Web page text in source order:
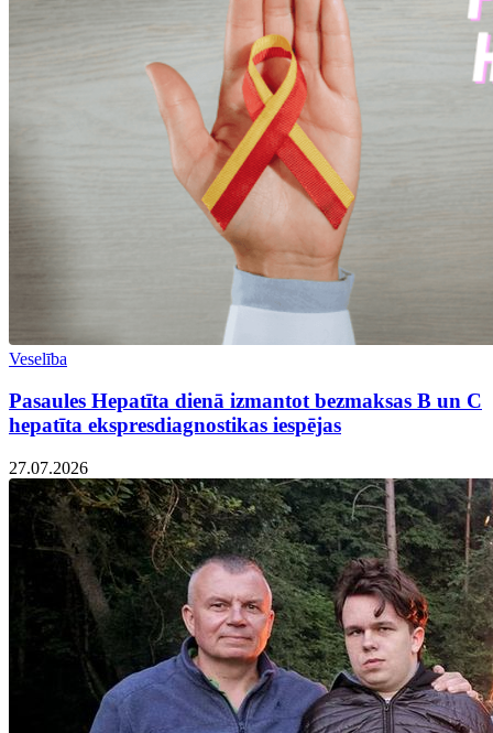
Veselība
Pasaules Hepatīta dienā izmantot bezmaksas B un C
hepatīta ekspresdiagnostikas iespējas
27.07.2026